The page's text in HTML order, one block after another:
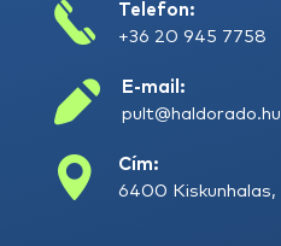
Telefon:
+36 20 945 7758
E-mail:
pult@haldorado.hu
Cím:
6400 Kiskunhalas,